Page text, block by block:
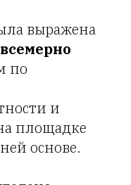
выражена
всемерно
по
и
площадке
основе.